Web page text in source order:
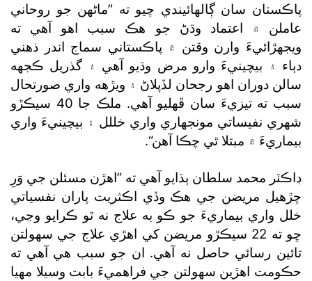
پاڪستان سان ڳالهائيندي چيو ته ”ماڻهن جو روحاني
عاملن ۾ اعتماد وڌڻ جو هڪ سبب اهو آهي ته
ويجهڙائيءَ وارن وقتن ۾ پاڪستاني سماج اندر ذهني
دٻاء ۽ بيچينيءَ وارو مرض وڌيو آهي ۽ گذريل ڪجهه
سالن دوران اهو رجحان لڏپلاڻ ۽ ويڙهه واري صورتحال
سبب ته تيزيءَ سان ڦهليو آهي. ملڪ جا 40 سيڪڙو
شهري نفيساتي مونجهاري واري خللل ۽ بيچينيءَ واري
بيماريءَ ۾ مبتلا ٿي چڪا آهن“.
ڊاڪٽر محمد سلطان ٻڌايو آهي ته ”اهڙن مسئلن جي وَرِ
چڙهيل مريضن جي هڪ وڏي اڪثريت پاران نفسياتي
خلل واري بيماريءَ جو ڪو به علاج نه ٿو ڪرايو وڃي،
ڇو ته 22 سيڪڙو مريضن کي اهڙي علاج جي سهولتن
تائين رسائي حاصل نه آهي. ان جو سبب هي آهي ته
حڪومت اهڙين سهولتن جي فراهميءَ بابت وسيلا مهيا